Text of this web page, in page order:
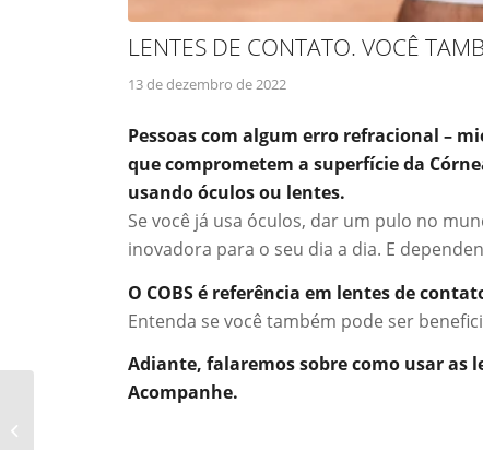
LENTES DE CONTATO. VOCÊ
13 de dezembro de 2022
Pessoas com algum erro refracional –
que comprometem a superfície da
usando óculos ou lentes.
Se você já usa óculos, dar um pulo no
inovadora para o seu dia a dia. E
O COBS é referência em lentes de
Entenda se você também pode ser
Adiante, falaremos sobre como usar as
Acompanhe.